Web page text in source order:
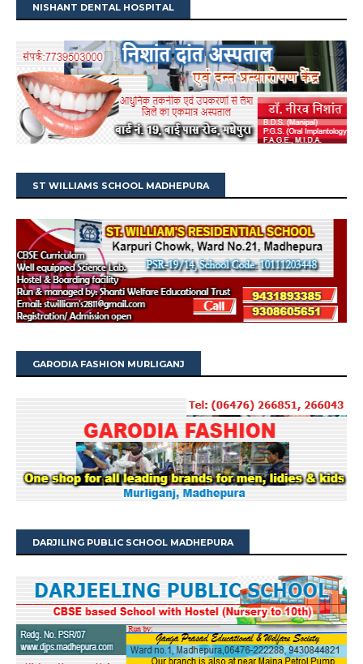
NISHANT DENTAL HOSPITAL
ST WILLIAMS SCHOOL MADHEPURA
GARODIA FASHION MURLIGANJ
DARJILING PUBLIC SCHOOL MADHEPURA